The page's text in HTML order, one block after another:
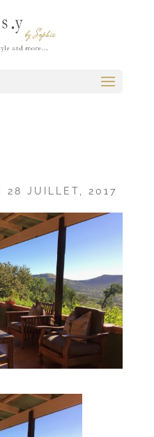
28 JUILLET, 2017